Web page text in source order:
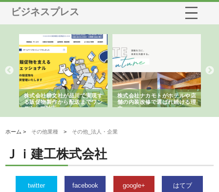
ビジネスプレス
株式会社耕文社が品川で実現す
る販促物製作から配送までワン
ストップ対応
株式会社ナカモトがホテルや店
舗の内装改修で選ばれ続ける理
由
ホーム > その他業種 > その他_法人・企業
Ｊｉ建工株式会社
twitter facebook google+ はてブ